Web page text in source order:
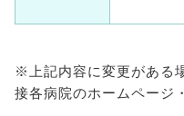
※上記内容に変更がある
接各病院のホームページ